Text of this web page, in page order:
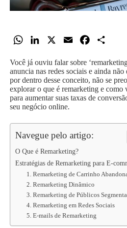
W
a
t
s
A
n
k
e
d
a
i
l
c
e
b
a
r
e
Você já ouviu falar sobre
anuncia nas redes sociais e ainda não
por dentro desse conceito, não se
explorar o que é remarketing e como
para aumentar suas taxas de
seu negócio online.
Navegue pelo artigo:
O Que é Remarketing?
Estratégias de Remarketing para E-
1. Remarketing de Carrinho
2. Remarketing Dinâmico
3. Remarketing de Públicos
4. Remarketing em Redes Sociais
5. E-mails de Remarketing